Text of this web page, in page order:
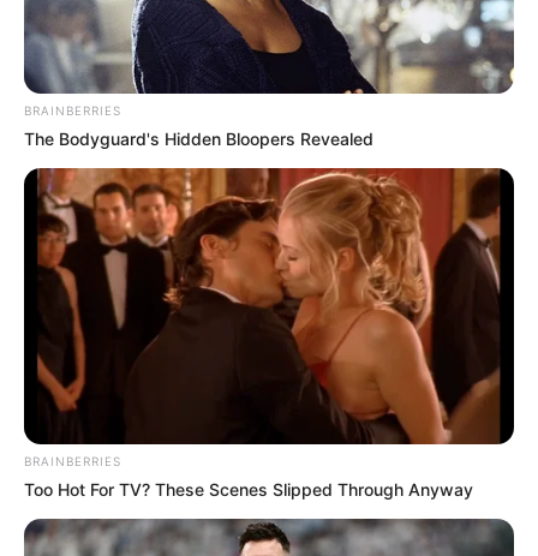
BRAINBERRIES
The Bodyguard's Hidden Bloopers Revealed
BRAINBERRIES
Too Hot For TV? These Scenes Slipped Through Anyway